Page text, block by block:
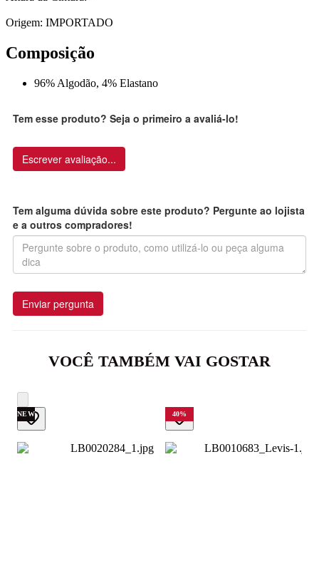
Origem: IMPORTADO
Composição
96% Algodão, 4% Elastano
Tem esse produto? Seja o primeiro a avaliá-lo!
Escrever avaliação...
Tem alguma dúvida sobre este produto? Pergunte ao lojista
e a outros compradores!
Enviar pergunta
VOCÊ TAMBÉM VAI GOSTAR
NEW 40%